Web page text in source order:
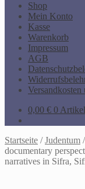
Shop
Mein Konto
Kasse
Warenkorb
Impressum
AGB
0,00 € 0 Artikel
Startseite /Judentum /
documentary
narratives in Sifra,